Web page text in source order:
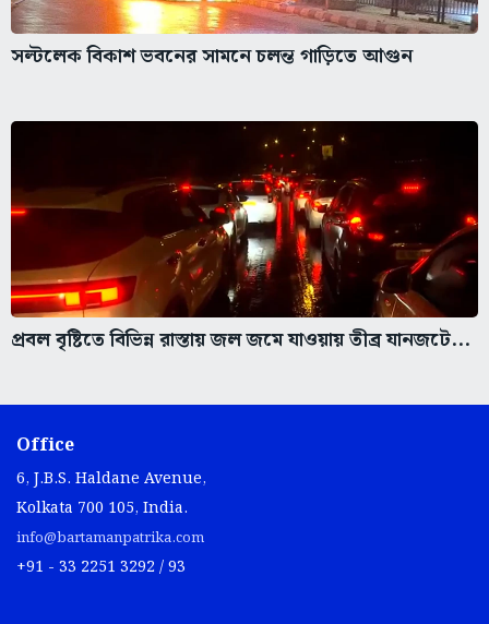
সল্টলেক বিকাশ ভবনের সামনে চলন্ত গাড়িতে আগুন
প্রবল বৃষ্টিতে বিভিন্ন রাস্তায় জল জমে যাওয়ায় তীব্র যানজটে...
Office
6, J.B.S. Haldane Avenue,
Kolkata 700 105, India.
info@bartamanpatrika.com
+91 - 33 2251 3292 / 93